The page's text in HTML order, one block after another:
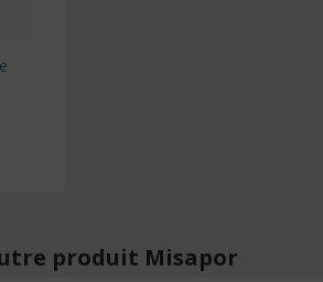
produit Misapor